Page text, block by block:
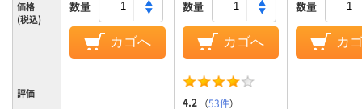
価格
(税込)
数量
カゴへ
数量
カゴへ
数量
カ
評価
4.2 （53件）